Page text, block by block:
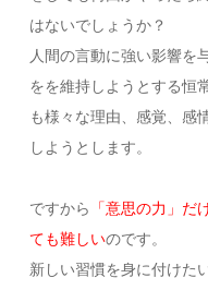
はないでしょうか？
人間の言動に強い影響を
をを維持しようとする恒
も様々な理由、感覚、感
しようとします。
ですから
「意思の力」だ
ても難しいのです。
新しい習慣を身に付けた